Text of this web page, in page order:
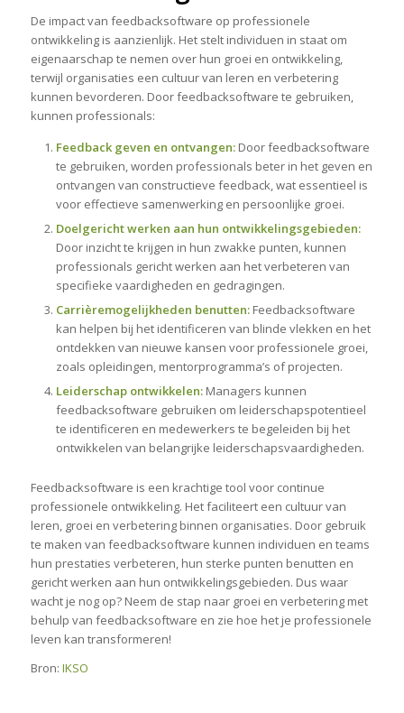
De impact van feedbacksoftware op professionele
ontwikkeling is aanzienlijk. Het stelt individuen in staat om
eigenaarschap te nemen over hun groei en ontwikkeling,
terwijl organisaties een cultuur van leren en verbetering
kunnen bevorderen. Door feedbacksoftware te gebruiken,
kunnen professionals:
Feedback geven en ontvangen:Door feedbacksoftware
te gebruiken, worden professionals beter in het geven en
ontvangen van constructieve feedback, wat essentieel is
voor effectieve samenwerking en persoonlijke groei.
Doelgericht werken aan hun ontwikkelingsgebieden:
Door inzicht te krijgen in hun zwakke punten, kunnen
professionals gericht werken aan het verbeteren van
specifieke vaardigheden en gedragingen.
Carrièremogelijkheden benutten:Feedbacksoftware
kan helpen bij het identificeren van blinde vlekken en het
ontdekken van nieuwe kansen voor professionele groei,
zoals opleidingen, mentorprogramma’s of projecten.
Leiderschap ontwikkelen:Managers kunnen
feedbacksoftware gebruiken om leiderschapspotentieel
te identificeren en medewerkers te begeleiden bij het
ontwikkelen van belangrijke leiderschapsvaardigheden.
Feedbacksoftware is een krachtige tool voor continue
professionele ontwikkeling. Het faciliteert een cultuur van
leren, groei en verbetering binnen organisaties. Door gebruik
te maken van feedbacksoftware kunnen individuen en teams
hun prestaties verbeteren, hun sterke punten benutten en
gericht werken aan hun ontwikkelingsgebieden. Dus waar
wacht je nog op? Neem de stap naar groei en verbetering met
behulp van feedbacksoftware en zie hoe het je professionele
leven kan transformeren!
Bron: IKSO